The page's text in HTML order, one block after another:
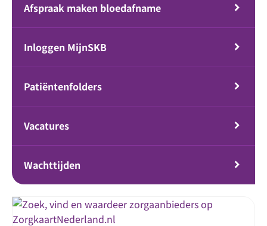
Afspraak maken bloedafname
Inloggen MijnSKB
Patiëntenfolders
Vacatures
Wachttijden